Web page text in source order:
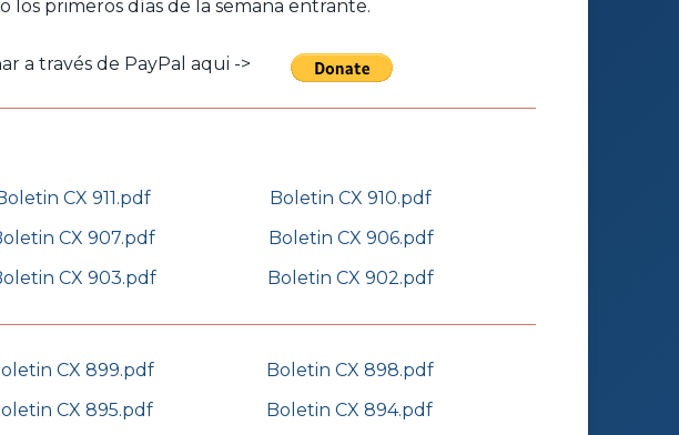
los primeros días de la semana entrante.
a través de PayPal aqui ->
CX 911.pdf
Boletin CX 910.pdf
CX 907.pdf
Boletin CX 906.pdf
CX 903.pdf Boletin CX 902.pdf
CX 899.pdf
Boletin CX 898.pdf
CX 895.pdf
Boletin CX 894.pdf